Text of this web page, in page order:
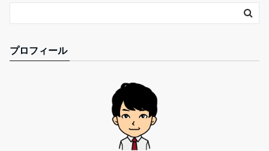
プロフィール